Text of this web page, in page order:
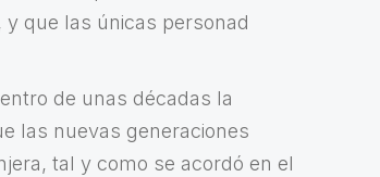
y que las únicas personad
de unas décadas la
las nuevas generaciones
tal y como se acordó en el